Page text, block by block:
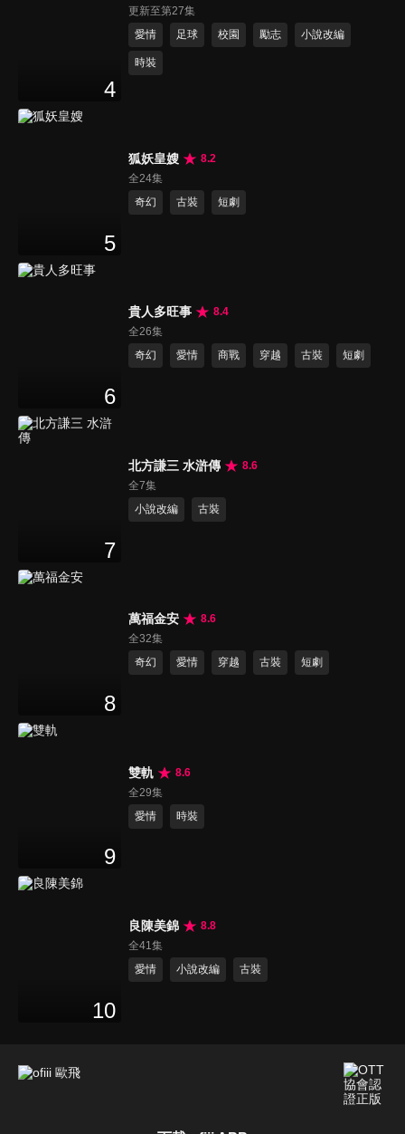
4
更新至第27集
愛情
足球 校園 勵志 小說改編
時裝
5
狐妖皇嫂
8.2
全24集
奇幻
古裝 短劇
6
貴人多旺事
8.4
全26集
奇幻
愛情 商戰 穿越 古裝 短劇
7
北方謙三 水滸傳
8.6
全7集
小說改編
古裝
8
萬福金安
8.6
全32集
奇幻
愛情 穿越 古裝 短劇
9
雙軌
8.6
全29集
愛情
時裝
10
良陳美錦
8.8
全41集
愛情
小說改編 古裝